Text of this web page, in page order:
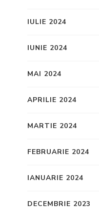
IULIE 2024
IUNIE 2024
MAI 2024
APRILIE 2024
MARTIE 2024
FEBRUARIE 2024
IANUARIE 2024
DECEMBRIE 2023